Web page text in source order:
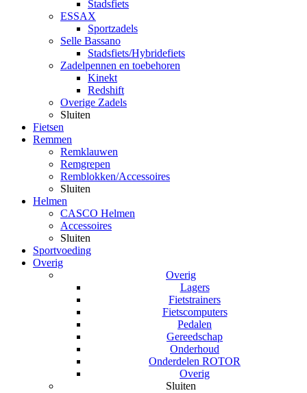
Stadsfiets
ESSAX
Sportzadels
Selle Bassano
Stadsfiets/Hybridefiets
Zadelpennen en toebehoren
Kinekt
Redshift
Overige Zadels
Sluiten
Fietsen
Remmen
Remklauwen
Remgrepen
Remblokken/Accessoires
Sluiten
Helmen
CASCO Helmen
Accessoires
Sluiten
Sportvoeding
Overig
Overig
Lagers
Fietstrainers
Fietscomputers
Pedalen
Gereedschap
Onderhoud
Onderdelen ROTOR
Overig
Sluiten